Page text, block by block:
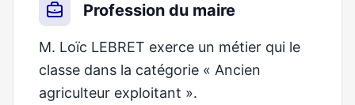
Profession du maire
M. Loïc LEBRET exerce un métier qui le
classe dans la catégorie « Ancien
agriculteur exploitant ».